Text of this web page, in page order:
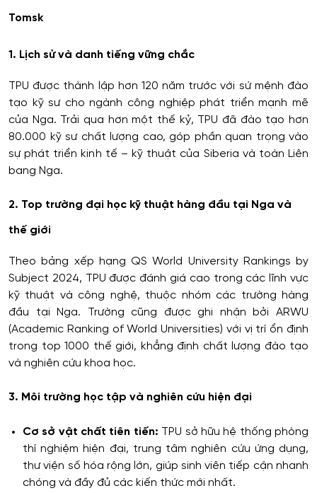
Tomsk
1. Lịch sử và danh tiếng vững chắc
TPU được thành lập hơn 120 năm trước với sứ mệnh đào
tạo kỹ sư cho ngành công nghiệp phát triển mạnh mẽ
của Nga. Trải qua hơn một thế kỷ, TPU đã đào tạo hơn
80.000 kỹ sư chất lượng cao, góp phần quan trọng vào
sự phát triển kinh tế – kỹ thuật của Siberia và toàn Liên
bang Nga.
2. Top trường đại học kỹ thuật hàng đầu tại Nga và
thế giới
Theo bảng xếp hạng QS World University Rankings by
Subject 2024, TPU được đánh giá cao trong các lĩnh vực
kỹ thuật và công nghệ, thuộc nhóm các trường hàng
đầu tại Nga. Trường cũng được ghi nhận bởi ARWU
(Academic Ranking of World Universities) với vị trí ổn định
trong top 1000 thế giới, khẳng định chất lượng đào tạo
và nghiên cứu khoa học.
3. Môi trường học tập và nghiên cứu hiện đại
Cơ sở vật chất tiên tiến: TPU sở hữu hệ thống phòng
thí nghiệm hiện đại, trung tâm nghiên cứu ứng dụng,
thư viện số hóa rộng lớn, giúp sinh viên tiếp cận nhanh
chóng và đầy đủ các kiến thức mới nhất.